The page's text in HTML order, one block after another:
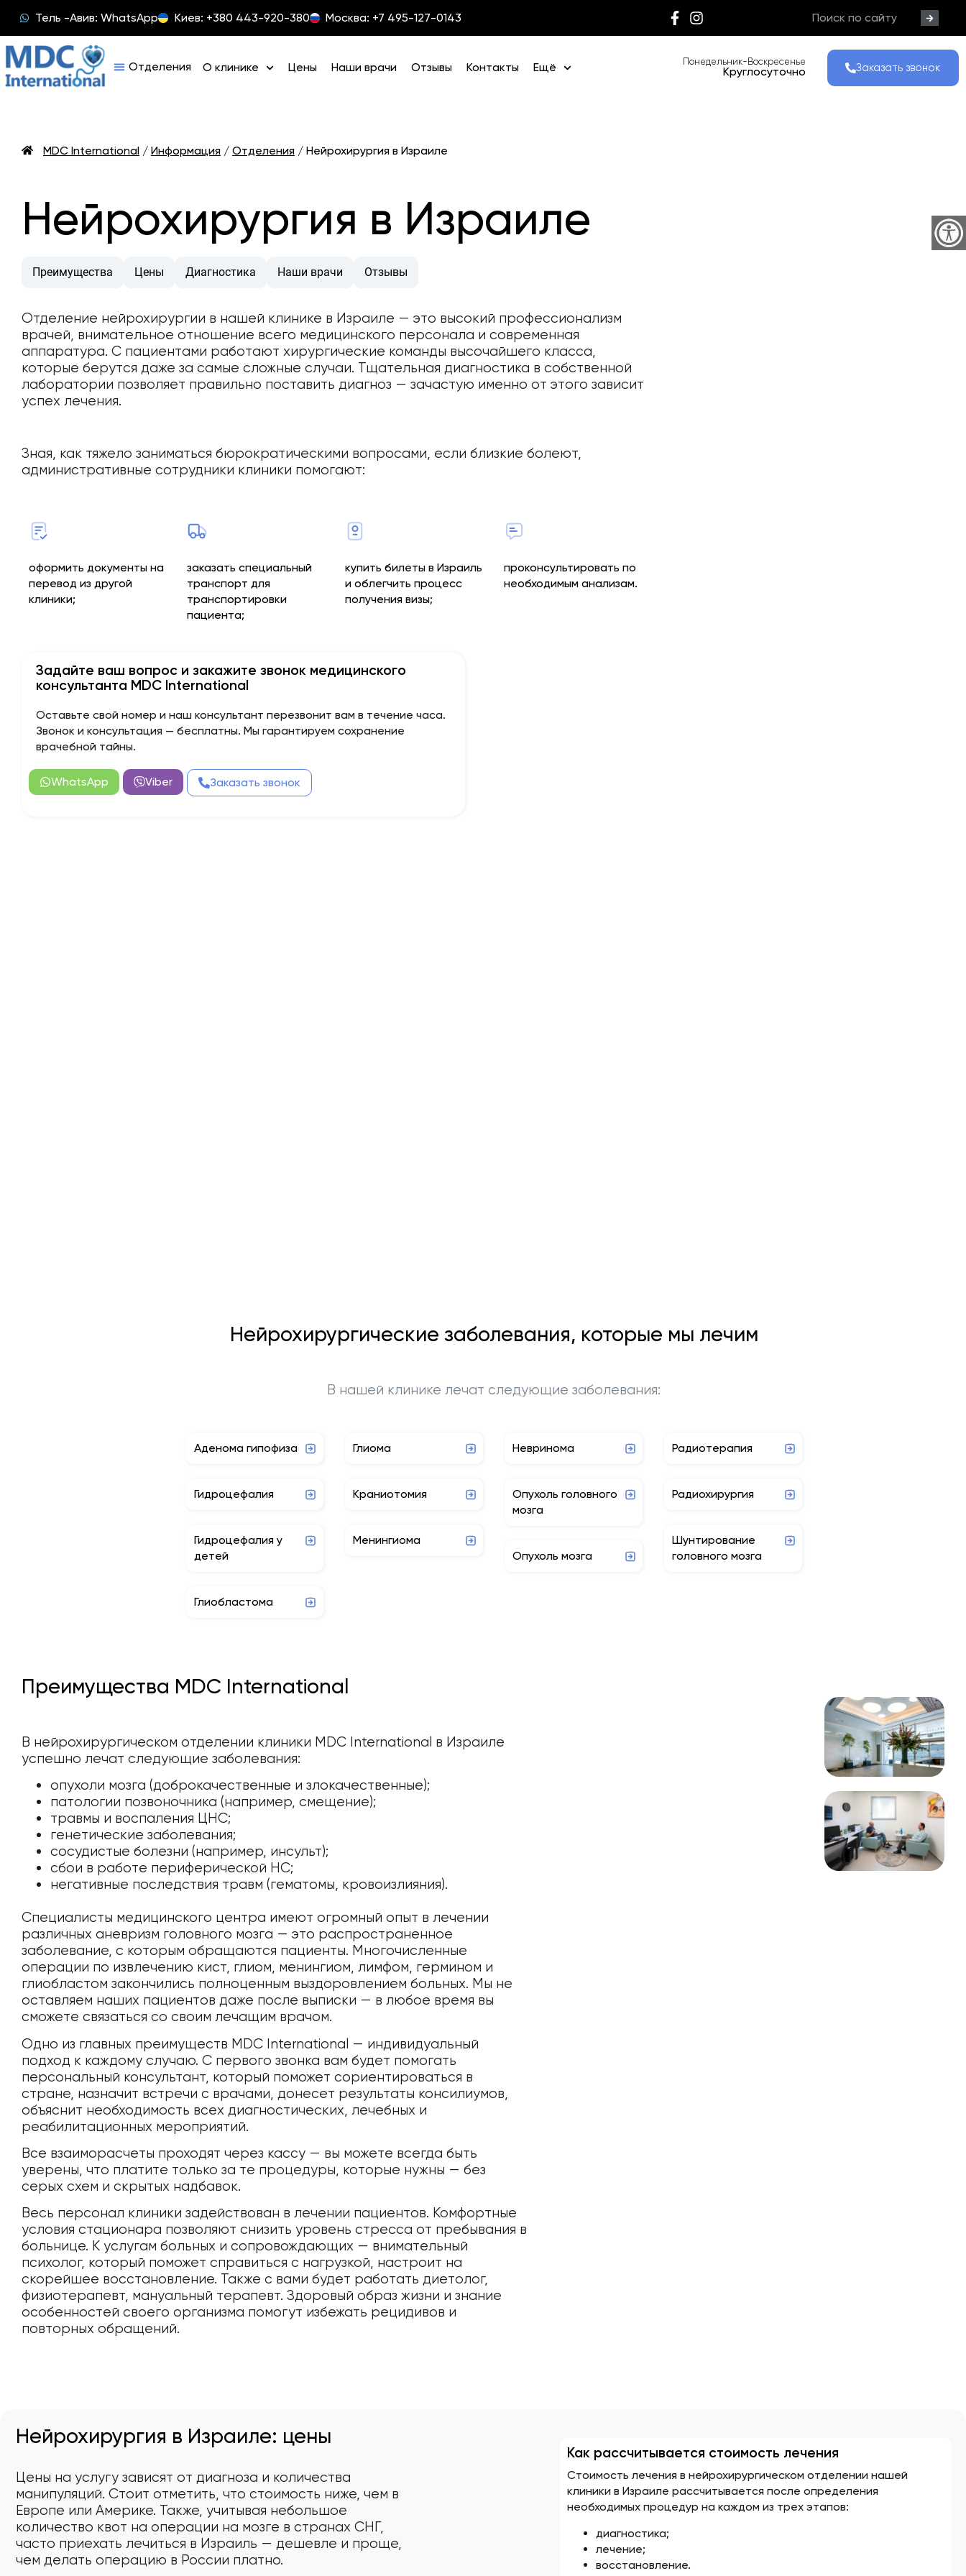
Тель -Авив: WhatsApp Киев: +380 443-920-380 Москва: +7 495-127-0143
О клинике Цены Наши врачи Отзывы Контакты Ещё Понедельник-Воскресенье
Круглосуточно Заказать звонок
MDC International / Информация / Отделения / Нейрохирургия в Израиле
Нейрохирургия в Израиле
Преимущества Цены Диагностика Наши врачи Отзывы
Отделение нейрохирургии в нашей клинике в Израиле — это высокий профессионализм
врачей, внимательное отношение всего медицинского персонала и современная
аппаратура. С пациентами работают хирургические команды высочайшего класса,
которые берутся даже за самые сложные случаи. Тщательная диагностика в собственной
лаборатории позволяет правильно поставить диагноз — зачастую именно от этого зависит
успех лечения.
Зная, как тяжело заниматься бюрократическими вопросами, если близкие болеют,
административные сотрудники клиники помогают:
оформить документы на
перевод из другой
клиники;
заказать специальный
транспорт для
транспортировки
пациента;
купить билеты в Израиль
и облегчить процесс
получения визы;
проконсультировать по
необходимым анализам.
Задайте ваш вопрос и закажите звонок медицинского
консультанта MDC International
Оставьте свой номер и наш консультант перезвонит вам в течение часа.
Звонок и консультация — бесплатны. Мы гарантируем сохранение
врачебной тайны.
WhatsApp Viber Заказать звонок
Нейрохирургические заболевания, которые мы лечим
В нашей клинике лечат следующие заболевания:
Аденома гипофиза
Гидроцефалия
Гидроцефалия у
детей
Глиобластома
Глиома
Краниотомия
Менингиома
Невринома
Опухоль головного
мозга
Опухоль мозга
Радиотерапия
Радиохирургия
Шунтирование
головного мозга
Преимущества MDC International
В нейрохирургическом отделении клиники MDC International в Израиле
успешно лечат следующие заболевания:
опухоли мозга (доброкачественные и злокачественные);
патологии позвоночника (например, смещение);
травмы и воспаления ЦНС;
генетические заболевания;
сосудистые болезни (например, инсульт);
сбои в работе периферической НС;
негативные последствия травм (гематомы, кровоизлияния).
Специалисты медицинского центра имеют огромный опыт в лечении
различных аневризм головного мозга — это распространенное
заболевание, с которым обращаются пациенты. Многочисленные
операции по извлечению кист, глиом, менингиом, лимфом, гермином и
глиобластом закончились полноценным выздоровлением больных. Мы не
оставляем наших пациентов даже после выписки — в любое время вы
сможете связаться со своим лечащим врачом.
Одно из главных преимуществ MDC International — индивидуальный
подход к каждому случаю. С первого звонка вам будет помогать
персональный консультант, который поможет сориентироваться в
стране, назначит встречи с врачами, донесет результаты консилиумов,
объяснит необходимость всех диагностических, лечебных и
реабилитационных мероприятий.
Все взаиморасчеты проходят через кассу — вы можете всегда быть
уверены, что платите только за те процедуры, которые нужны — без
серых схем и скрытых надбавок.
Весь персонал клиники задействован в лечении пациентов. Комфортные
условия стационара позволяют снизить уровень стресса от пребывания в
больнице. К услугам больных и сопровождающих — внимательный
психолог, который поможет справиться с нагрузкой, настроит на
скорейшее восстановление. Также с вами будет работать диетолог,
физиотерапевт, мануальный терапевт. Здоровый образ жизни и знание
особенностей своего организма помогут избежать рецидивов и
повторных обращений.
Нейрохирургия в Израиле: цены
Цены на услугу зависят от диагноза и количества
манипуляций. Стоит отметить, что стоимость ниже, чем в
Европе или Америке. Также, учитывая небольшое
количество квот на операции на мозге в странах СНГ,
часто приехать лечиться в Израиль — дешевле и проще,
чем делать операцию в России платно.
Как рассчитывается стоимость лечения
Стоимость лечения в нейрохирургическом отделении нашей
клиники в Израиле рассчитывается после определения
необходимых процедур на каждом из трех этапов:
диагностика;
лечение;
восстановление.